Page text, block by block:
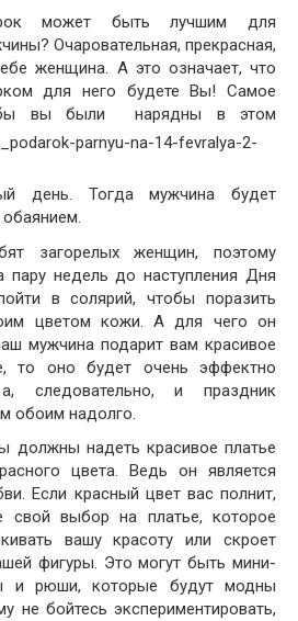
может быть лучшим для
Очаровательная, прекрасная,
женщина. А это означает, что
для него будете Вы! Самое
вы были
нарядны в этом
день. Тогда мужчина будет
загорелых женщин, поэтому
пару недель до наступления Дня
в солярий, чтобы поразить
цветом кожи. А для чего он
мужчина подарит вам красивое
то оно будет очень эффектно
следовательно, и праздник
обоим надолго.
должны надеть красивое платье
цвета. Ведь он является
Если красный цвет вас полнит,
свой выбор на платье, которое
вашу красоту или скроет
фигуры. Это могут быть мини-
и рюши, которые будут модны
не бойтесь экспериментировать,